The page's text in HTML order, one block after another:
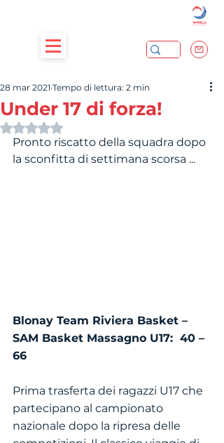
Under 17 di forza!
28 mar 2021 Tempo di lettura: 2 min
Valutazione NaN stelle su 5.
Pronto riscatto della squadra dopo
la sconfitta di settimana scorsa ...
Blonay Team Riviera Basket –
SAM Basket Massagno U17:  40 –
66
Prima trasferta dei ragazzi U17 che
partecipano al campionato
nazionale dopo la ripresa delle